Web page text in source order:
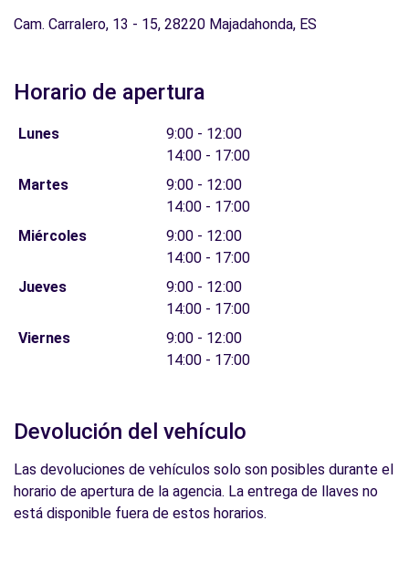
Cam. Carralero, 13 - 15, 28220 Majadahonda, ES
Horario de apertura
Lunes
9:00 - 12:00
14:00 - 17:00
Martes
9:00 - 12:00
14:00 - 17:00
Miércoles
9:00 - 12:00
14:00 - 17:00
Jueves
9:00 - 12:00
14:00 - 17:00
Viernes
9:00 - 12:00
14:00 - 17:00
Devolución del vehículo
Las devoluciones de vehículos solo son posibles durante el
horario de apertura de la agencia. La entrega de llaves no
está disponible fuera de estos horarios.